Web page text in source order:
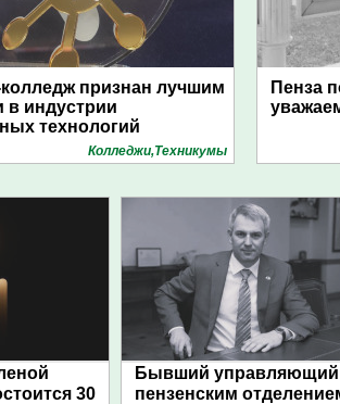
колледж признан лучшим
в индустрии
технологий
Колледжи,Техникумы
Пенза
30
Бывший управляющий
пензенским